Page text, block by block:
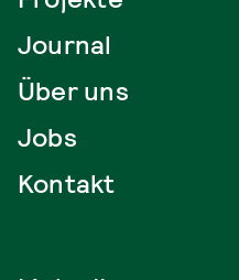
Journal
Über uns
Jobs
Kontakt